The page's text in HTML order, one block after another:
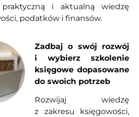
i aktualną wiedzę
podatków i finansów.
Zadbaj o swój rozwój
i wybierz szkolenie
księgowe dopasowane
do swoich potrzeb
Rozwijaj wiedzę
z zakresu księgowości,